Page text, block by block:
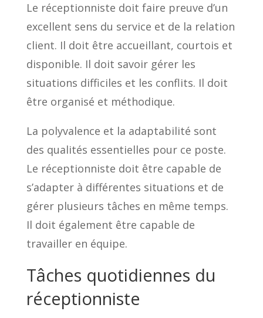
Le réceptionniste doit faire preuve d’un
excellent sens du service et de la relation
client. Il doit être accueillant, courtois et
disponible. Il doit savoir gérer les
situations difficiles et les conflits. Il doit
être organisé et méthodique.
La polyvalence et la adaptabilité sont
des qualités essentielles pour ce poste.
Le réceptionniste doit être capable de
s’adapter à différentes situations et de
gérer plusieurs tâches en même temps.
Il doit également être capable de
travailler en équipe.
Tâches quotidiennes du
réceptionniste